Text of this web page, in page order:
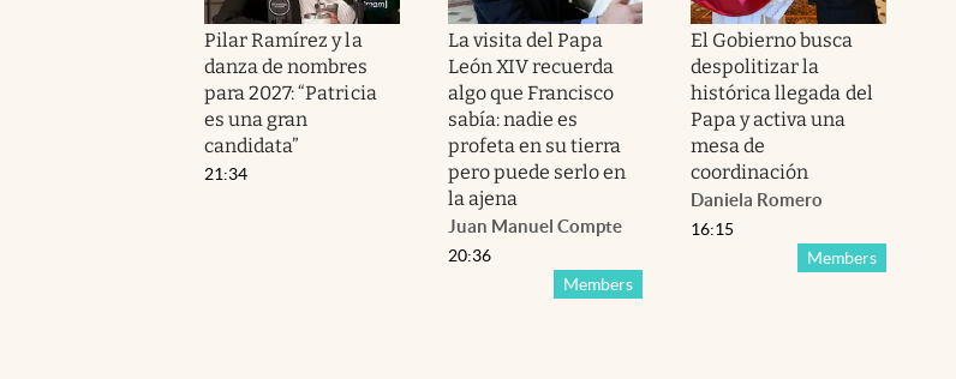
Pilar Ramírez y la
danza de nombres
para 2027: “Patricia
es una gran
candidata”
21:34
La visita del Papa
León XIV recuerda
algo que Francisco
sabía: nadie es
profeta en su tierra
pero puede serlo en
la ajena
Juan Manuel Compte
Members
20:36
El Gobierno busca
despolitizar la
histórica llegada del
Papa y activa una
mesa de
coordinación
Daniela Romero
Members
16:15